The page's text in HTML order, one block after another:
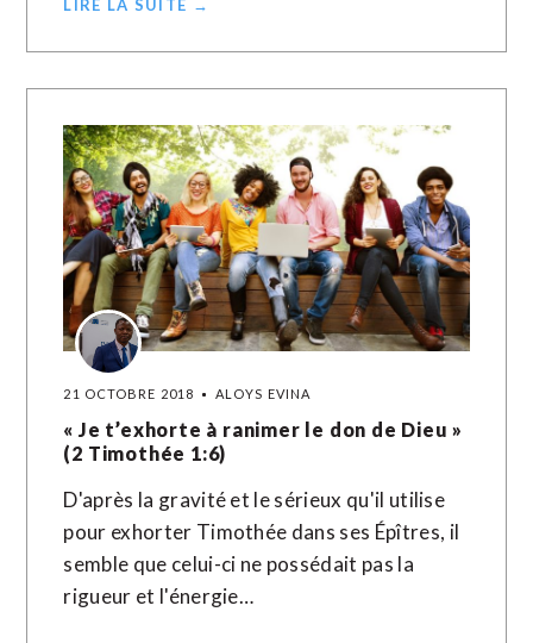
LIRE LA SUITE →
21 OCTOBRE 2018 ALOYS EVINA
« Je t’exhorte à ranimer le don de Dieu »
(2 Timothée 1:6)
D'après la gravité et le sérieux qu'il utilise
pour exhorter Timothée dans ses Épîtres, il
semble que celui-ci ne possédait pas la
rigueur et l'énergie…